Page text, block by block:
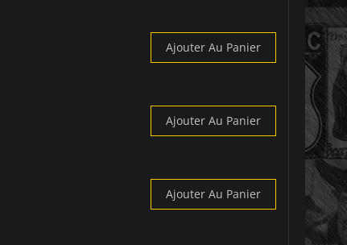
Ajouter Au Panier
Ajouter Au Panier
Ajouter Au Panier